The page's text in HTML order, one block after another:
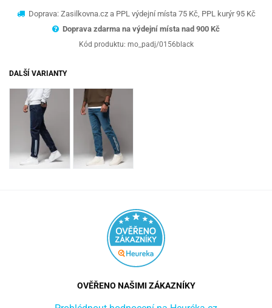
Doprava: Zasilkovna.cz a PPL výdejní místa 75 Kč, PPL kurýr 95 Kč
Doprava zdarma na výdejní místa nad 900 Kč
Kód produktu: mo_padj/0156black
DALŠÍ VARIANTY
OVĚŘENO NAŠIMI ZÁKAZNÍKY